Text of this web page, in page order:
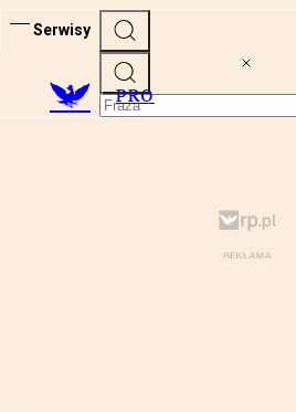
Serwisy
PRO